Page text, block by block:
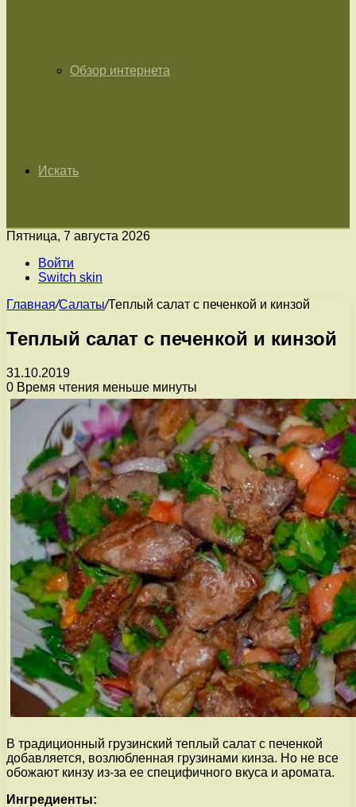
Обзор интернета
Искать
Пятница, 7 августа 2026
Войти
Switch skin
Главная/Салаты/Теплый салат с печенкой и кинзой
Теплый салат с печенкой и кинзой
31.10.2019
0 Время чтения меньше минуты
В традиционный грузинский теплый салат с печенкой
добавляется, возлюбленная грузинами кинза. Но не все
обожают кинзу из-за ее специфичного вкуса и аромата.
Ингредиенты: